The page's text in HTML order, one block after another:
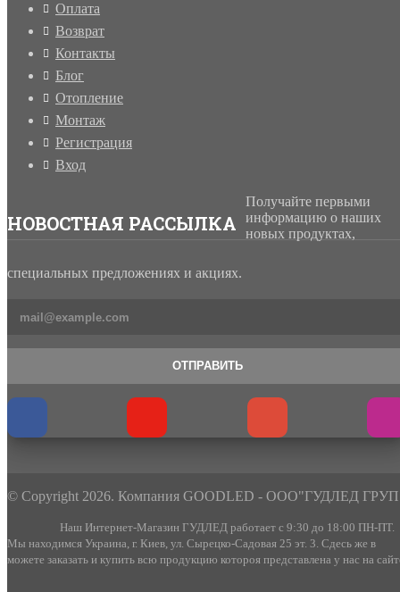
Оплата
Возврат
Контакты
Блог
Отопление
Монтаж
Регистрация
Вход
НОВОСТНАЯ РАССЫЛКА
Получайте первыми
информацию о наших
новых продуктах,
специальных предложениях и акциях.
ОТПРАВИТЬ
© Copyright 2026. Компания GOODLED - ООО"ГУДЛЕД
Наш Интернет-Магазин ГУДЛЕД работает с 9:30 до 18:00 ПН-ПТ.
Мы находимся Украина, г. Киев, ул. Сырецко-Садовая 25 эт. 3. Сдесь же в
можете заказать и купить всю продукцию котороя представлена у нас на